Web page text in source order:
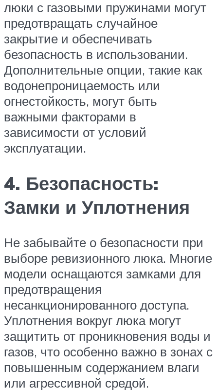
люки с газовыми пружинами могут
предотвращать случайное
закрытие и обеспечивать
безопасность в использовании.
Дополнительные опции, такие как
водонепроницаемость или
огнестойкость, могут быть
важными факторами в
зависимости от условий
эксплуатации.
4. Безопасность:
Замки и Уплотнения
Не забывайте о безопасности при
выборе ревизионного люка. Многие
модели оснащаются замками для
предотвращения
несанкционированного доступа.
Уплотнения вокруг люка могут
защитить от проникновения воды и
газов, что особенно важно в зонах с
повышенным содержанием влаги
или агрессивной средой.